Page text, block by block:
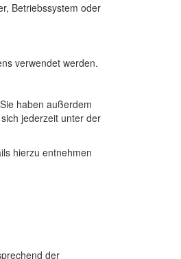
Betriebssystem oder
verwendet werden.
haben außerdem
jederzeit unter der
hierzu entnehmen
der